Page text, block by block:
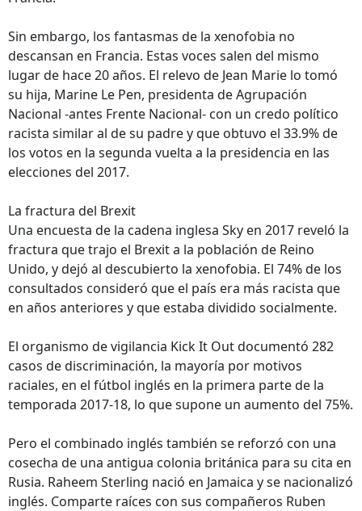
Sin embargo, los fantasmas de la xenofobia no
descansan en Francia. Estas voces salen del mismo
lugar de hace 20 años. El relevo de Jean Marie lo tomó
su hija, Marine Le Pen, presidenta de Agrupación
Nacional -antes Frente Nacional- con un credo político
racista similar al de su padre y que obtuvo el 33.9% de
los votos en la segunda vuelta a la presidencia en las
elecciones del 2017.
La fractura del Brexit
Una encuesta de la cadena inglesa Sky en 2017 reveló la
fractura que trajo el Brexit a la población de Reino
Unido, y dejó al descubierto la xenofobia. El 74% de los
consultados consideró que el país era más racista que
en años anteriores y que estaba dividido socialmente.
El organismo de vigilancia Kick It Out documentó 282
casos de discriminación, la mayoría por motivos
raciales, en el fútbol inglés en la primera parte de la
temporada 2017-18, lo que supone un aumento del 75%.
Pero el combinado inglés también se reforzó con una
cosecha de una antigua colonia británica para su cita en
Rusia. Raheem Sterling nació en Jamaica y se nacionalizó
inglés. Comparte raíces con sus compañeros Ruben